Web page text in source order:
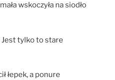
wskoczyła na siodło
Jest tylko to stare
łepek, a ponure